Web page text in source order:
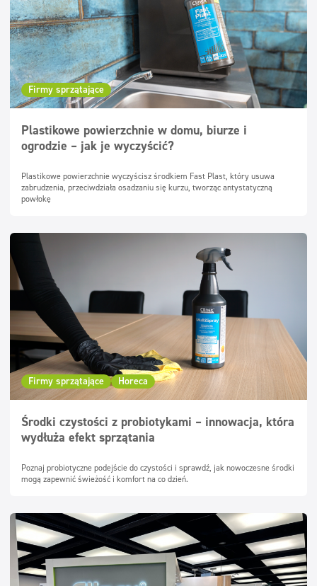
Firmy sprzątające
Plastikowe powierzchnie w domu, biurze i
ogrodzie – jak je wyczyścić?
Plastikowe powierzchnie wyczyścisz środkiem Fast Plast, który usuwa
zabrudzenia, przeciwdziała osadzaniu się kurzu, tworząc antystatyczną
powłokę
Firmy sprzątające Horeca
Środki czystości z probiotykami – innowacja, która
wydłuża efekt sprzątania
Poznaj probiotyczne podejście do czystości i sprawdź, jak nowoczesne środki
mogą zapewnić świeżość i komfort na co dzień.